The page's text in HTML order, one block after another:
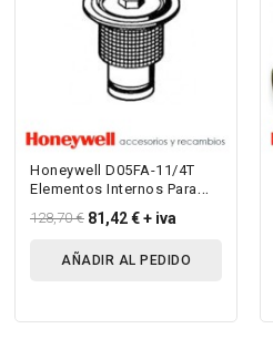
Honeywell D05FA-11/4T
Elementos Internos Para
D05 - Para D05Fs R 1 ¼”
-2”...
128,70 € 81,42 €+ iva
AÑADIR AL PEDIDO